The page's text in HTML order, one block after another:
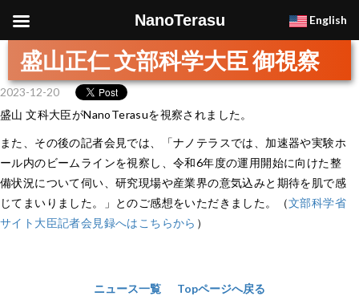
盛山正仁 文部科学大臣 御視察
2023-12-20
盛山 文科大臣がNanoTerasuを視察されました。
また、その後の記者会見では、「ナノテラスでは、加速器や実験ホ
ール内のビームラインを視察し、令和6年度の運用開始に向けた整
備状況について伺い、研究現場や産業界の意気込みと期待を肌で感
じてまいりました。」とのご感想をいただきました。（文部科学省
サイト大臣記者会見録へはこちらから ）
ニュース一覧 Topページへ戻る
NanoTerasu English